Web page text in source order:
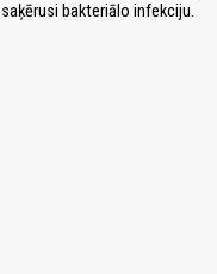
saķērusi bakteriālo infekciju.